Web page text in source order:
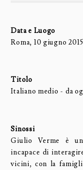
Data e Luogo
Roma, 10 giugno 2015
Titolo
Italiano medio - da
Sinossi
Giulio Verme è
incapace di
vicini, con la